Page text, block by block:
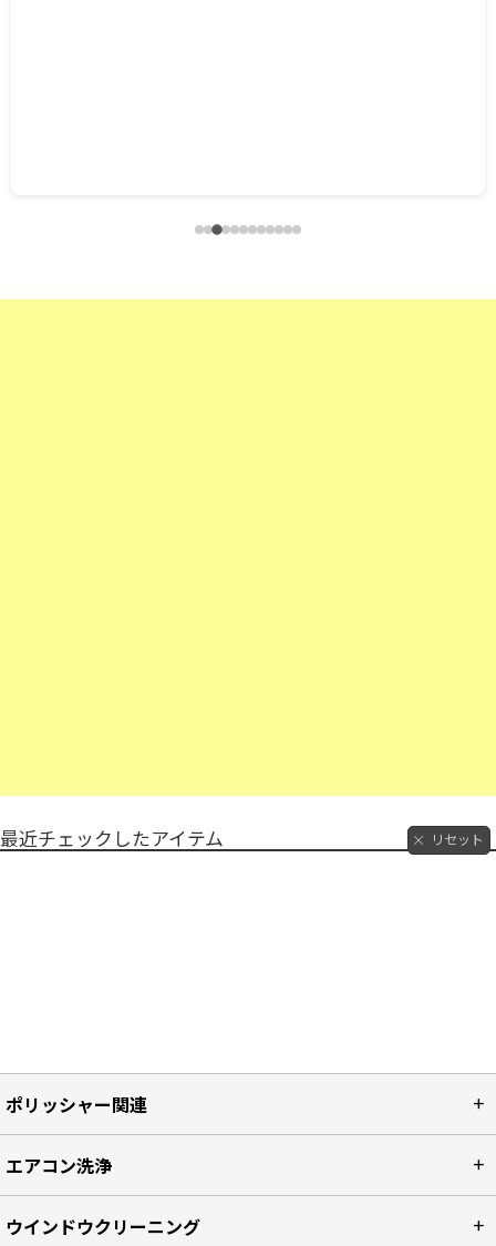
最近チェックしたアイテム リセット
ポリッシャー関連
エアコン洗浄
ウインドウクリーニング